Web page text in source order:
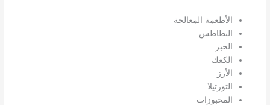
الأطعمة المعالجة
البطاطس
الخبز
الكعك
الأرز
التورتيلا
المخبوزات